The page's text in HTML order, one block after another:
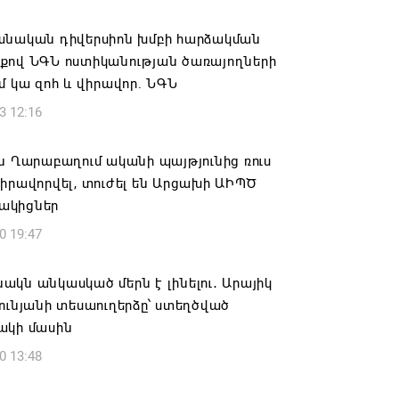
ընթացակարգ չկա
16:39
և 6 եպիսկոպոսի գործով դատական
16:34
ԵՆՔ ՄԻԱՍԻՆ ՆՇԵԼՈՒ ՏԱՇՏՈՒՆ
ՕՐԸ
ղեկավար Գևորգ Փարսյանի
ճանապարհաշինական
աշխատանքներ՝ գյուղական
դիվերսիոն խմբի հարձակման
ՆԳՆ ոստիկանության ծառայողների
կա զոհ և վիրավոր. ՆԳՆ
12:16
Ղարաբաղում ականի պայթյունից ռուս
տուժել են Արցախի ԱԻՊԾ
19:47
անկասկած մերն է լինելու․ Արայիկ
տեսաուղերձը՝ ստեղծված
մասին
13:48